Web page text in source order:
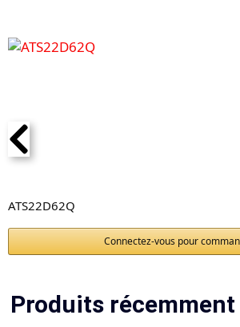
ATS22D62Q
Connectez-vous pour
Produits